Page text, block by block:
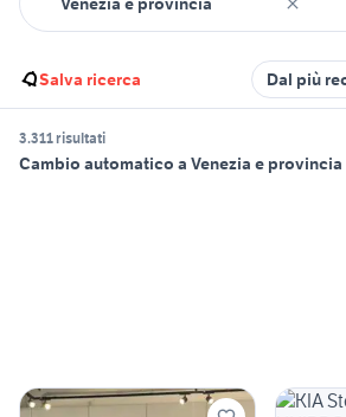
Salva ricerca Dal più
3.311 risultati
Cambio automatico a Venezia e provincia